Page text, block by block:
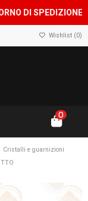
SPEDIZIONE 7
Wishlist (0)
0
Cristalli e guarnizioni